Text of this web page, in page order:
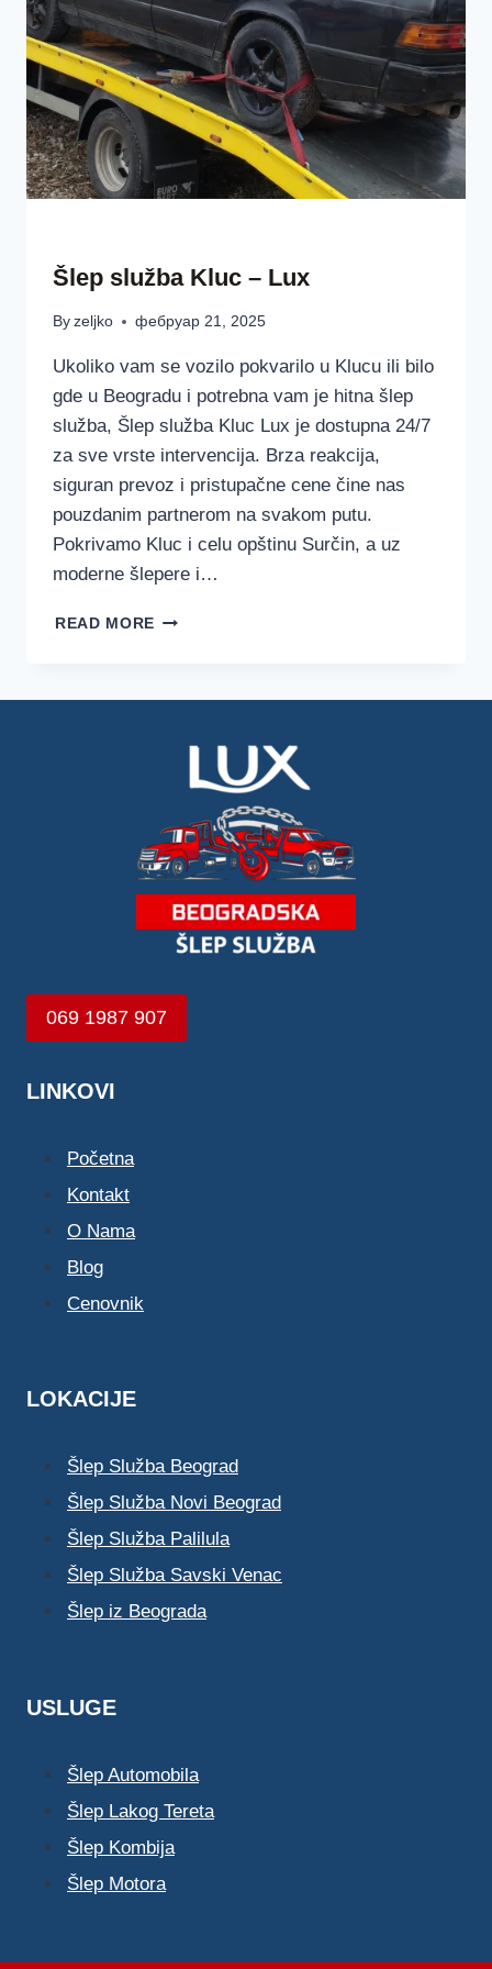
Šlep služba Kluc – Lux
By zeljko фебруар 21, 2025
Ukoliko vam se vozilo pokvarilo u Klucu ili bilo
gde u Beogradu i potrebna vam je hitna šlep
služba, Šlep služba Kluc Lux je dostupna 24/7
za sve vrste intervencija. Brza reakcija,
siguran prevoz i pristupačne cene čine nas
pouzdanim partnerom na svakom putu.
Pokrivamo Kluc i celu opštinu Surčin, a uz
moderne šlepere i…
READ MORE ŠLEP
069 1987 907
LINKOVI
Početna
Kontakt
O Nama
Blog
Cenovnik
LOKACIJE
Šlep Služba Beograd
Šlep Služba Novi Beograd
Šlep Služba Palilula
Šlep Služba Savski Venac
Šlep iz Beograda
USLUGE
Šlep Automobila
Šlep Lakog Tereta
Šlep Kombija
Šlep Motora